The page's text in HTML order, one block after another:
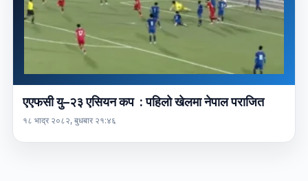
एएफसी यु–२३ एसियन कप : पहिलो खेलमा नेपाल पराजित
१८ भाद्र २०८२, बुधबार २१:४६